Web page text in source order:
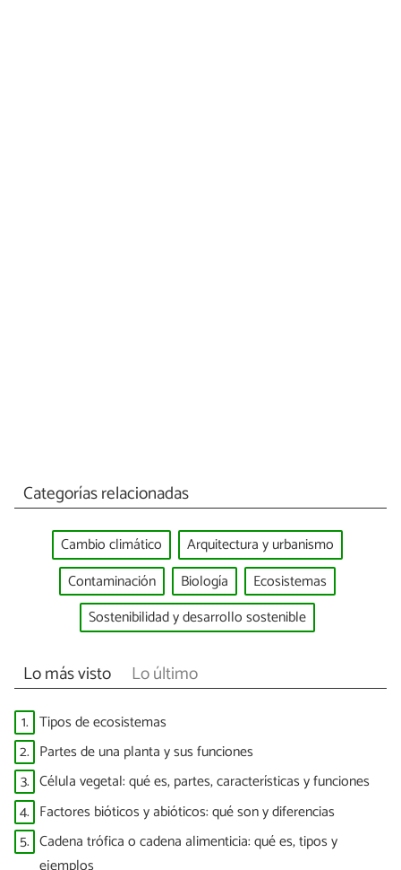
Categorías relacionadas
Cambio climático
Arquitectura y urbanismo
Contaminación
Biología
Ecosistemas
Sostenibilidad y desarrollo sostenible
Lo más visto Lo último
1. Tipos de ecosistemas
2. Partes de una planta y sus funciones
3. Célula vegetal: qué es, partes, características y funciones
4. Factores bióticos y abióticos: qué son y diferencias
5. Cadena trófica o cadena alimenticia: qué es, tipos y